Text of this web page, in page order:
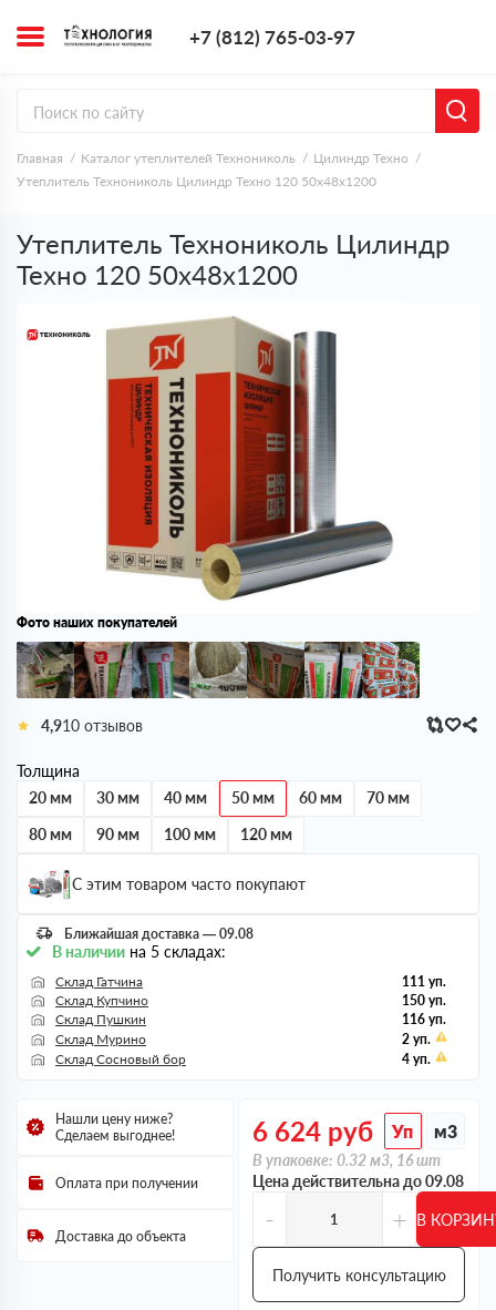
+7 (812) 765-03-97
Главная Каталог утеплителей Технониколь
Цилиндр Техно
Утеплитель Технониколь Цилиндр Техно 120 50х48х1200
Утеплитель Технониколь Цилиндр
Техно 120 50х48х1200
Фото наших покупателей
4,9 10 отзывов
Толщина
20 мм
30 мм 40 мм 50 мм 60 мм
70 мм
80 мм
90 мм 100 мм 120 мм
С этим товаром часто покупают
Ближайшая доставка — 09.08
В наличии на 5 складах:
Склад Гатчина
111 уп.
Склад Купчино
150 уп.
Склад Пушкин
116 уп.
Склад Мурино
2 уп.
Склад Сосновый бор
4 уп.
6 624 руб Уп м3
В упаковке: 0.32 м3, 16 шт
Цена действительна до 09.08
- + В
Получить консультацию
Нашли цену ниже?
Сделаем выгоднее!
Оплата при получении
Доставка до объекта